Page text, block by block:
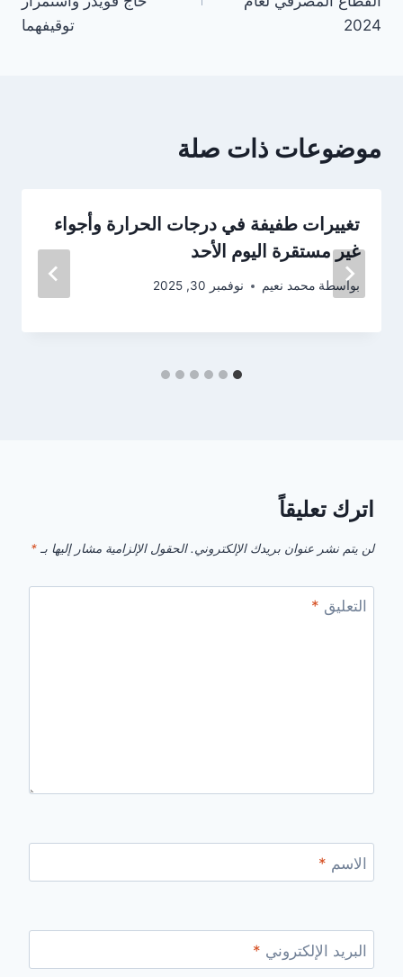
2024
توقيفهما
موضوعات ذات صلة
تغييرات طفيفة في درجات الحرارة وأجواء
غير مستقرة اليوم الأحد
بواسطة محمد نعيم نوفمبر 30, 2025
اترك تعليقاً
لن يتم نشر عنوان بريدك الإلكتروني. الحقول الإلزامية مشار إليها بـ *
التعليق *
الاسم *
البريد الإلكتروني *